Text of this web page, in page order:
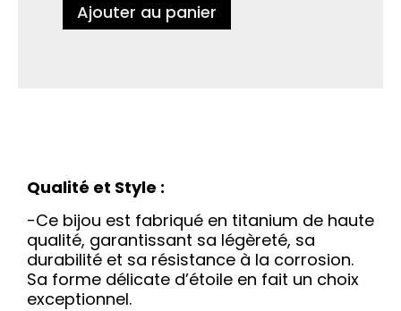
Ajouter au panier
Qualité et Style :
-Ce bijou est fabriqué en titanium de haute
qualité, garantissant sa légèreté, sa
durabilité et sa résistance à la corrosion.
Sa forme délicate d’étoile en fait un choix
exceptionnel.